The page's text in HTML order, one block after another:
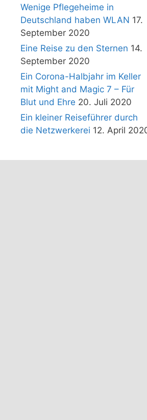
Wenige Pflegeheime in
Deutschland haben WLAN 17.
September 2020
Eine Reise zu den Sternen 14.
September 2020
Ein Corona-Halbjahr im Keller
mit Might and Magic 7 – Für
Blut und Ehre 20. Juli 2020
Ein kleiner Reiseführer durch
die Netzwerkerei 12. April